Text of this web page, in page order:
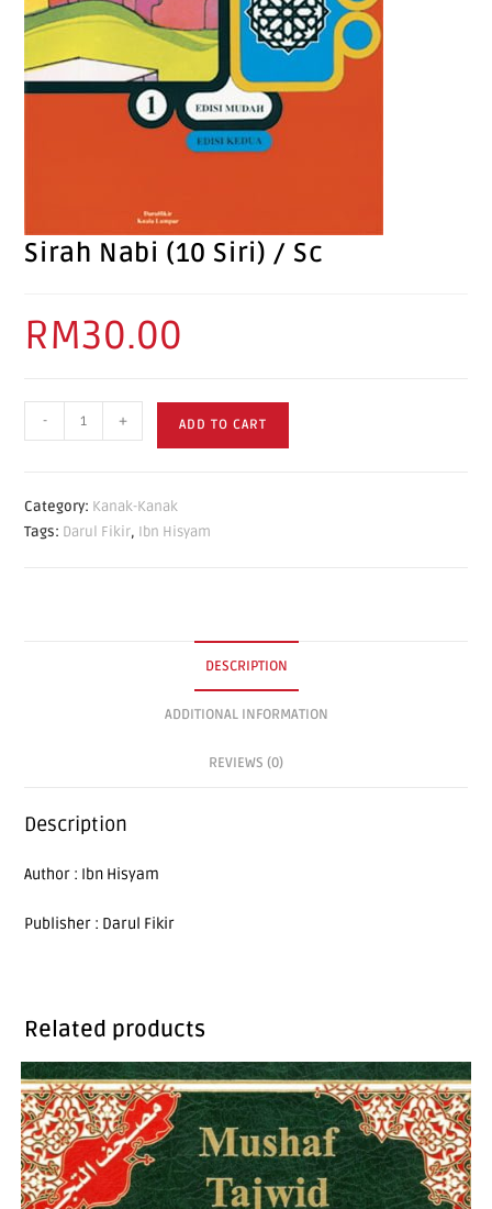
Sirah Nabi (10 Siri) / Sc
RM30.00
- + ADD TO CART
Category: Kanak-Kanak
Tags: Darul Fikir, Ibn Hisyam
DESCRIPTION
ADDITIONAL INFORMATION
REVIEWS (0)
Description
Author : Ibn Hisyam
Publisher : Darul Fikir
Related products